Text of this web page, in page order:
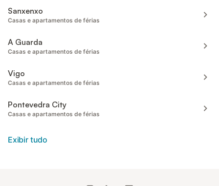
Sanxenxo
Casas e apartamentos de férias
A Guarda
Casas e apartamentos de férias
Vigo
Casas e apartamentos de férias
Pontevedra City
Casas e apartamentos de férias
Exibir tudo